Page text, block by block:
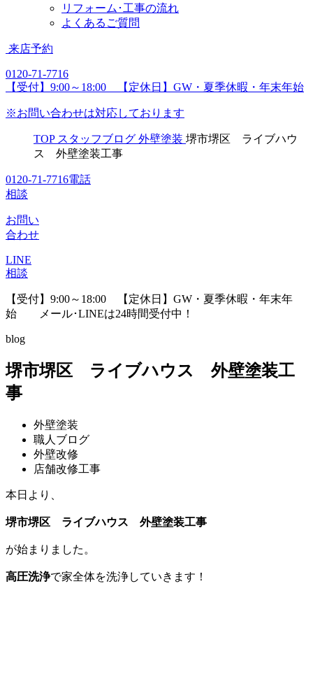
リフォーム･工事の流れ
よくあるご質問
来店予約
0120-71-7716
【受付】9:00～18:00 【定休日】GW・夏季休暇・年末年始
※お問い合わせは対応しております
TOP スタッフブログ 外壁塗装 堺市堺区 ライブハウ
ス 外壁塗装工事
0120-71-7716電話
相談
お問い
合わせ
LINE
相談
【受付】9:00～18:00 【定休日】GW・夏季休暇・年末年
始 メール･LINEは24時間受付中！
blog
堺市堺区 ライブハウス 外壁塗装工
事
外壁塗装
職人ブログ
外壁改修
店舗改修工事
本日より、
堺市堺区 ライブハウス 外壁塗装工事
が始まりました。
高圧洗浄で家全体を洗浄していきます！